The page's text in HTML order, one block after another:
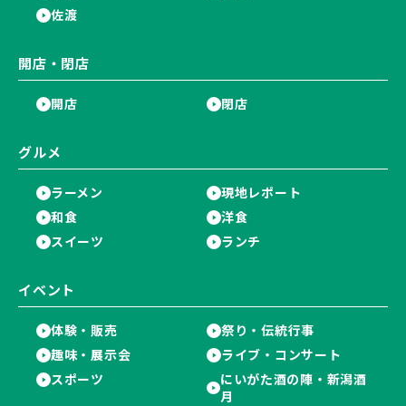
佐渡
開店・閉店
開店 閉店
グルメ
ラーメン
現地レポート
和食
洋食
スイーツ
ランチ
イベント
体験・販売
祭り・伝統行事
趣味・展示会
ライブ・コンサート
スポーツ
にいがた酒の陣・新潟酒
月